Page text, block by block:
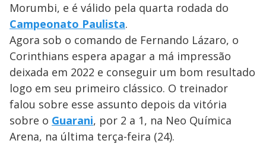
Morumbi, e é válido pela quarta rodada do
Campeonato Paulista.
Agora sob o comando de Fernando Lázaro, o
Corinthians espera apagar a má impressão
deixada em 2022 e conseguir um bom resultado
logo em seu primeiro clássico. O treinador
falou sobre esse assunto depois da vitória
sobre o Guarani, por 2 a 1, na Neo Química
Arena, na última terça-feira (24).